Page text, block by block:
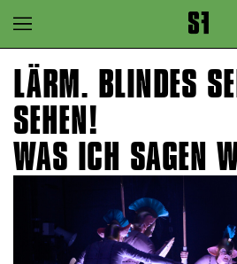
Zur Hauptnavigation
Zum Hauptinhalt
Zum Footer springen
LÄRM. BLINDES
SEHEN!
WAS ICH SAGEN